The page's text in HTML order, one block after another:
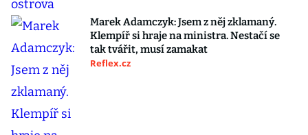
Marek Adamczyk: Jsem z něj zklamaný.
Klempíř si hraje na ministra. Nestačí se
tak tvářit, musí zamakat
Reflex.cz